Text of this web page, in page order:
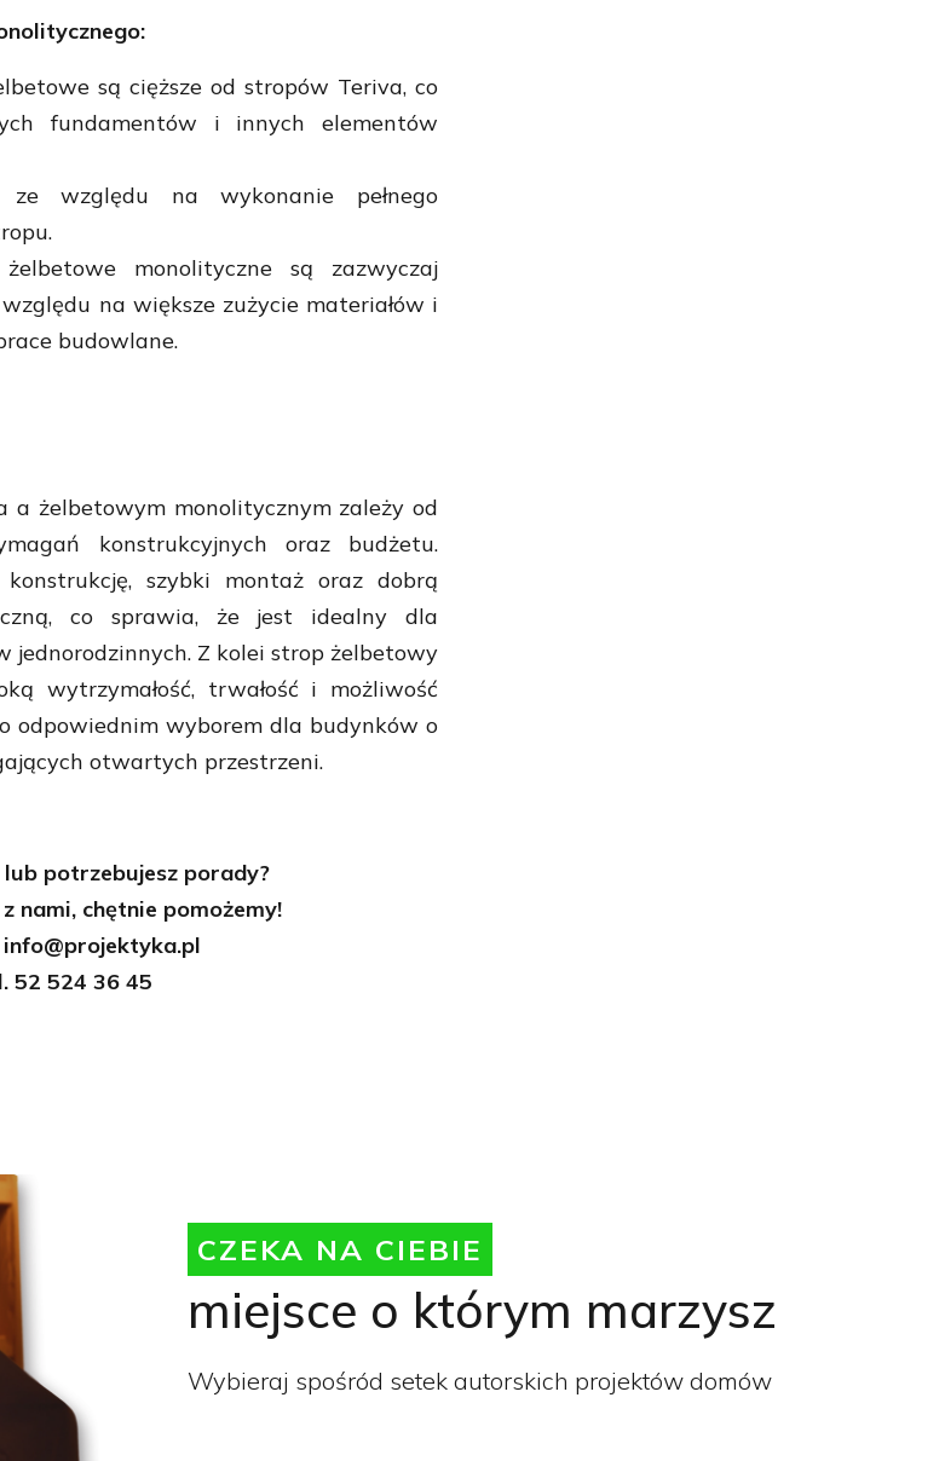
są cięższe od stropów Teriva, co
fundamentów i innych elementów
ze względu na wykonanie pełnego
monolityczne są zazwyczaj
na większe zużycie materiałów i
budowlane.
a żelbetowym monolitycznym zależy od
konstrukcyjnych oraz budżetu.
szybki montaż oraz dobrą
co sprawia, że jest idealny dla
jednorodzinnych. Z kolei strop żelbetowy
wytrzymałość, trwałość i możliwość
odpowiednim wyborem dla budynków o
otwartych przestrzeni.
potrzebujesz porady?
nami, chętnie pomożemy!
52 524 36 45
CZEKA NA CIEBIE
miejsce o którym marzysz
Wybieraj spośród setek autorskich projektów domów